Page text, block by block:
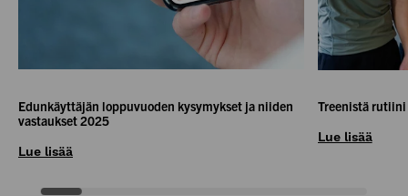
Edunkäyttäjän loppuvuoden kysymykset ja niiden
vastaukset 2025
Lue lisää
Treenistä
Lue lisää